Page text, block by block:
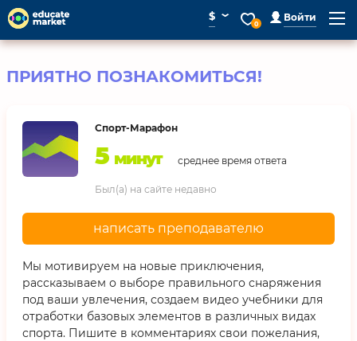
$ ⌄
0
Войти
ПРИЯТНО ПОЗНАКОМИТЬСЯ!
Спорт-Марафон
5 минут среднее время ответа
Был(а) на сайте недавно
написать преподавателю
Мы мотивируем на новые приключения,
рассказываем о выборе правильного снаряжения
под ваши увлечения, создаем видео учебники для
отработки базовых элементов в различных видах
спорта. Пишите в комментариях свои пожелания,